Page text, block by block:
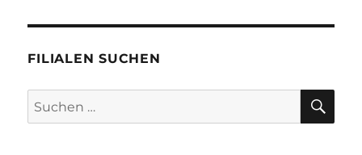
FILIALEN SUCHEN
Suchen
nach: